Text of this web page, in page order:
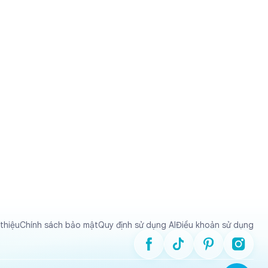
Chính sách bảo mậtQuy định sử dụng AIĐiều khoản sử dụng